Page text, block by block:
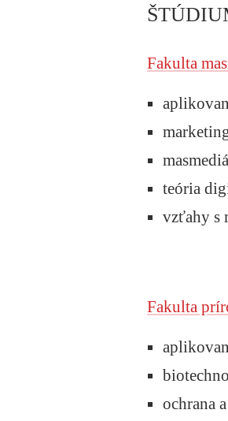
Fakulta
teória
vzťahy s
Fakulta
ochrana